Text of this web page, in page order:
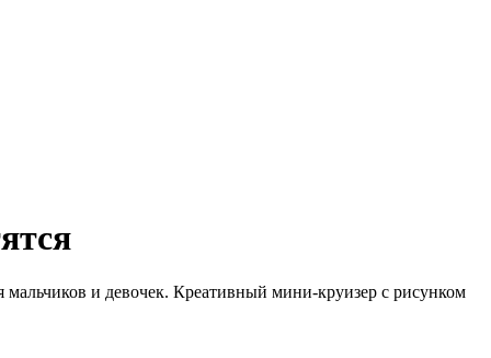
и девочек. Креативный мини-круизер с рисунком